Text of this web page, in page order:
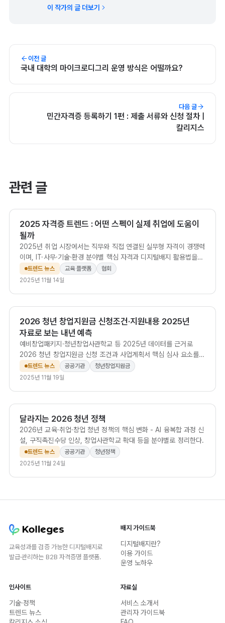
이 작가의 글 더보기
이전 글
국내 대학의 마이크로디그리 운영 방식은 어떨까요?
다음 글
민간자격증 등록하기 1편 : 제출 서류와 신청 절차 |
칼리지스
관련 글
2025 자격증 트렌드 : 어떤 스펙이 실제 취업에 도움이
될까
2025년 취업 시장에서는 직무와 직접 연결된 실무형 자격이 경쟁력
이며, IT·사무·기술·환경 분야별 핵심 자격과 디지털배지 활용법을
정리했다.
트렌드 뉴스 교육 플랫폼
협회
2025년 11월 14일
2026 청년 창업지원금 신청조건·지원내용 2025년
자료로 보는 내년 예측
예비창업패키지·청년창업사관학교 등 2025년 데이터를 근거로
2026 청년 창업지원금 신청 조건과 사업계획서 핵심 심사 요소를
정리합니다.
트렌드 뉴스 공공기관
청년창업지원금
2025년 11월 19일
달라지는 2026 청년 정책
2026년 교육·취업·창업 청년 정책의 핵심 변화 - AI 융복합 과정 신
설, 구직촉진수당 인상, 창업사관학교 확대 등을 분야별로 정리한다.
트렌드 뉴스 공공기관
청년정책
2025년 11월 24일
교육성과를 검증 가능한 디지털배지로
발급·관리하는 B2B 자격증명 플랫폼.
배지 가이드북
디지털배지란?
이용 가이드
운영 노하우
인사이트
기술·정책
트렌드 뉴스
자료실
서비스 소개서
관리자 가이드북